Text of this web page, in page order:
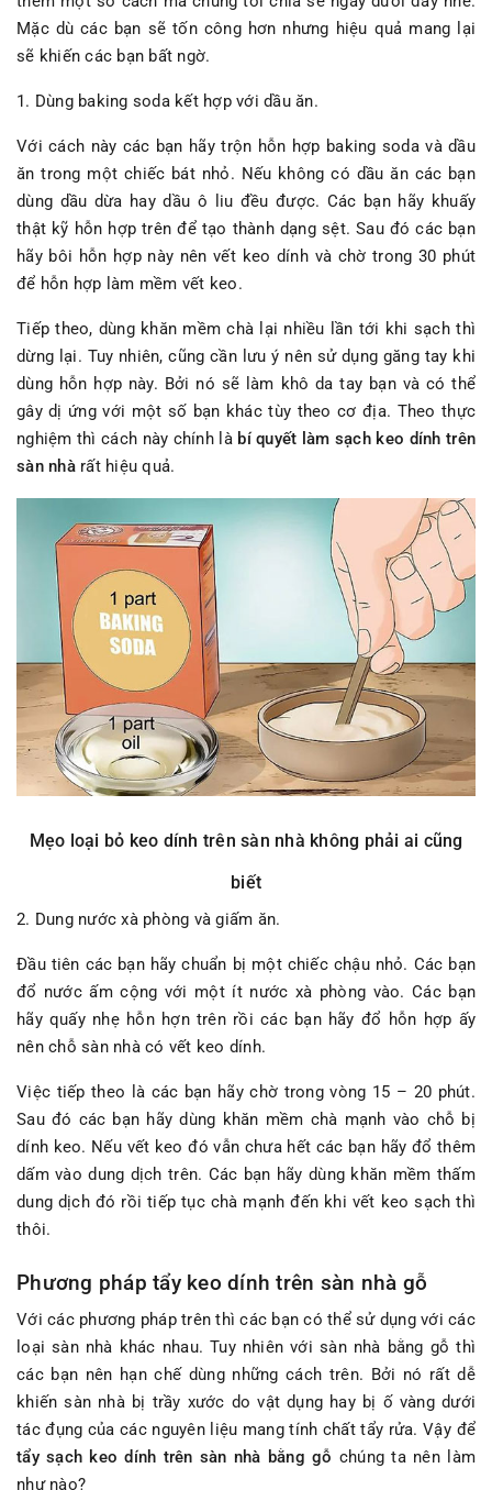
Mặc dù các bạn sẽ tốn công hơn nhưng hiệu quả mang lại
sẽ khiến các bạn bất ngờ.
1. Dùng baking soda kết hợp với dầu ăn.
Với cách này các bạn hãy trộn hỗn hợp baking soda và dầu
ăn trong một chiếc bát nhỏ. Nếu không có dầu ăn các bạn
dùng dầu dừa hay dầu ô liu đều được. Các bạn hãy khuấy
thật kỹ hỗn hợp trên để tạo thành dạng sệt. Sau đó các bạn
hãy bôi hỗn hợp này nên vết keo dính và chờ trong 30 phút
để hỗn hợp làm mềm vết keo.
Tiếp theo, dùng khăn mềm chà lại nhiều lần tới khi sạch thì
dừng lại. Tuy nhiên, cũng cần lưu ý nên sử dụng găng tay khi
dùng hỗn hợp này. Bởi nó sẽ làm khô da tay bạn và có thể
gây dị ứng với một số bạn khác tùy theo cơ địa. Theo thực
nghiệm thì cách này chính là bí quyết làm sạch keo dính trên
sàn nhà rất hiệu quả.
Mẹo loại bỏ keo dính trên sàn nhà không phải ai cũng
biết
2. Dung nước xà phòng và giấm ăn.
Đầu tiên các bạn hãy chuẩn bị một chiếc chậu nhỏ. Các bạn
đổ nước ấm cộng với một ít nước xà phòng vào. Các bạn
hãy quấy nhẹ hỗn hợn trên rồi các bạn hãy đổ hỗn hợp ấy
nên chỗ sàn nhà có vết keo dính.
Việc tiếp theo là các bạn hãy chờ trong vòng 15 – 20 phút.
Sau đó các bạn hãy dùng khăn mềm chà mạnh vào chỗ bị
dính keo. Nếu vết keo đó vẫn chưa hết các bạn hãy đổ thêm
dấm vào dung dịch trên. Các bạn hãy dùng khăn mềm thấm
dung dịch đó rồi tiếp tục chà mạnh đến khi vết keo sạch thì
thôi.
Phương pháp tẩy keo dính trên sàn nhà gỗ
Với các phương pháp trên thì các bạn có thể sử dụng với các
loại sàn nhà khác nhau. Tuy nhiên với sàn nhà bằng gỗ thì
các bạn nên hạn chế dùng những cách trên. Bởi nó rất dễ
khiến sàn nhà bị trầy xước do vật dụng hay bị ố vàng dưới
tác đụng của các nguyên liệu mang tính chất tẩy rửa. Vậy để
tẩy sạch keo dính trên sàn nhà bằng gỗ chúng ta nên làm
như nào?